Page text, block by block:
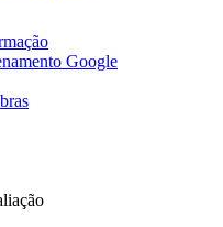
Google